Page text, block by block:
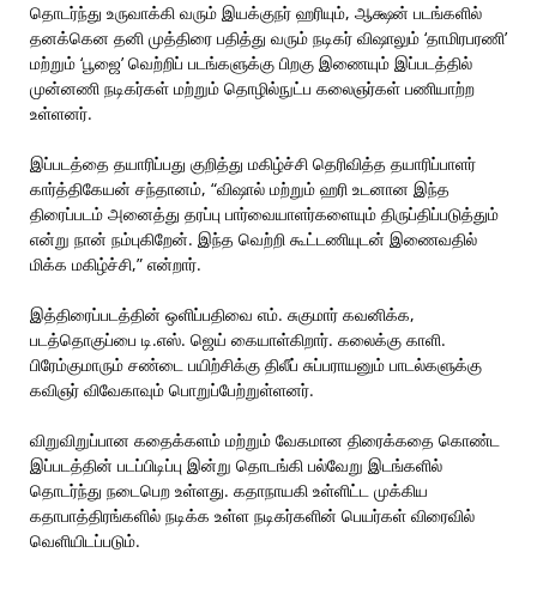
தொடர்ந்து உருவாக்கி வரும் இயக்குநர் ஹரியும், ஆக்ஷன் படங்களில்
தனக்கென தனி முத்திரை பதித்து வரும் நடிகர் விஷாலும் ‘தாமிரபரணி’
மற்றும் ‘பூஜை’ வெற்றிப் படங்களுக்கு பிறகு இணையும் இப்படத்தில்
முன்னணி நடிகர்கள் மற்றும் தொழில்நுட்ப கலைஞர்கள் பணியாற்ற
உள்ளனர்.
இப்படத்தை தயாரிப்பது குறித்து மகிழ்ச்சி தெரிவித்த தயாரிப்பாளர்
கார்த்திகேயன் சந்தானம், “விஷால் மற்றும் ஹரி உடனான இந்த
திரைப்படம் அனைத்து தரப்பு பார்வையாளர்களையும் திருப்திப்படுத்தும்
என்று நான் நம்புகிறேன். இந்த வெற்றி கூட்டணியுடன் இணைவதில்
மிக்க மகிழ்ச்சி,” என்றார்.
இத்திரைப்படத்தின் ஒளிப்பதிவை எம். சுகுமார் கவனிக்க,
படத்தொகுப்பை டி.எஸ். ஜெய் கையாள்கிறார். கலைக்கு காளி.
பிரேம்குமாரும் சண்டை பயிற்சிக்கு திலீப் சுப்பராயனும் பாடல்களுக்கு
கவிஞர் விவேகாவும் பொறுப்பேற்றுள்ளனர்.
விறுவிறுப்பான கதைக்களம் மற்றும் வேகமான திரைக்கதை கொண்ட
இப்படத்தின் படப்பிடிப்பு இன்று தொடங்கி பல்வேறு இடங்களில்
தொடர்ந்து நடைபெற உள்ளது. கதாநாயகி உள்ளிட்ட முக்கிய
கதாபாத்திரங்களில் நடிக்க உள்ள நடிகர்களின் பெயர்கள் விரைவில்
வெளியிடப்படும்.